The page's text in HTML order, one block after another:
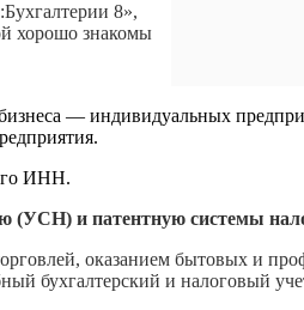
8»,
хорошо знакомы
— индивидуальных
ИНН.
и патентную системы
оказанием бытовых и
бухгалтерский и налоговый